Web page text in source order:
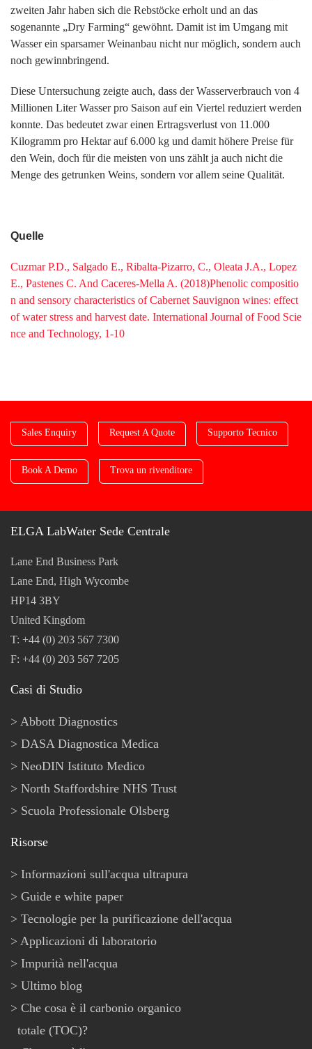
zweiten Jahr haben sich die Rebstöcke erholt und an das
sogenannte „Dry Farming“ gewöhnt. Damit ist im Umgang mit
Wasser ein sparsamer Weinanbau nicht nur möglich, sondern auch
noch gewinnbringend.
Diese Untersuchung zeigte auch, dass der Wasserverbrauch von 4
Millionen Liter Wasser pro Saison auf ein Viertel reduziert werden
konnte. Das bedeutet zwar einen Ertragsverlust von 11.000
Kilogramm pro Hektar auf 6.000 kg und damit höhere Preise für
den Wein, doch für die meisten von uns zählt ja auch nicht die
Menge des getrunken Weins, sondern vor allem seine Qualität.
Quelle
Cuzmar P.D., Salgado E., Ribalta-Pizarro, C., Oleata J.A., Lopez
E., Pastenes C. And Caceres-Mella A. (2018)Phenolic compositio
n and sensory characteristics of Cabernet Sauvignon wines: effect
of water stress and harvest date. International Journal of Food Scie
nce and Technology, 1-10
Sales Enquiry Request A Quote Supporto Tecnico
Book A Demo Trova un rivenditore
ELGA LabWater Sede Centrale
Lane End Business Park
Lane End, High Wycombe
HP14 3BY
United Kingdom
T: +44 (0) 203 567 7300
F: +44 (0) 203 567 7205
Casi di Studio
Abbott Diagnostics
DASA Diagnostica Medica
NeoDIN Istituto Medico
North Staffordshire NHS Trust
Scuola Professionale Olsberg
Risorse
Informazioni sull'acqua ultrapura
Guide e white paper
Tecnologie per la purificazione dell'acqua
Applicazioni di laboratorio
Impurità nell'acqua
Ultimo blog
Che cosa è il carbonio organico
totale (TOC)?